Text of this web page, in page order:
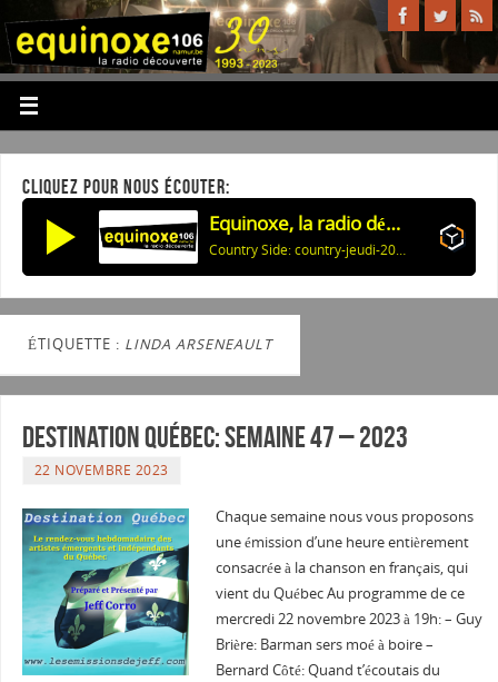
CLIQUEZ POUR NOUS ÉCOUTER:
Equinoxe, la radio découverte
Country Side: country-jeudi-20260806 59405
ÉTIQUETTE : LINDA ARSENEAULT
Destination Québec: Semaine 47 – 2023
22 NOVEMBRE 2023
Chaque semaine nous vous proposons
une émission d’une heure entièrement
consacrée à la chanson en français, qui
vient du Québec Au programme de ce
mercredi 22 novembre 2023 à 19h: – Guy
Brière: Barman sers moé à boire –
Bernard Côté: Quand t’écoutais du